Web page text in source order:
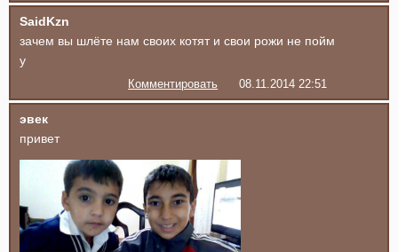
SaidKzn
зачем вы шлёте нам своих котят и свои рожи не пойм
у
Комментировать 08.11.2014 22:51
эвек
привет